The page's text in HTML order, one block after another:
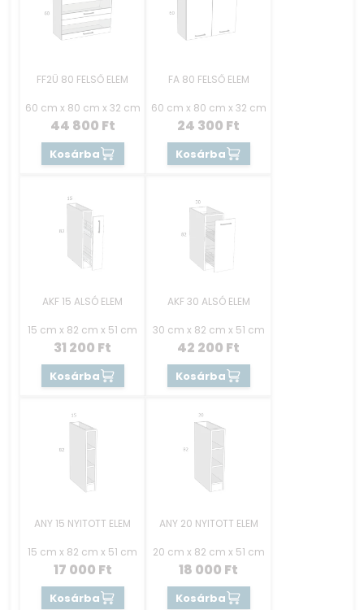
FF2Ü 80 FELSŐ ELEM
60 cm x 80 cm x 32 cm
44 800 Ft
Kosárba
FA 80 FELSŐ ELEM
60 cm x 80 cm x 32 cm
24 300 Ft
Kosárba
AKF 15 ALSÓ ELEM
15 cm x 82 cm x 51 cm
31 200 Ft
Kosárba
AKF 30 ALSÓ ELEM
30 cm x 82 cm x 51 cm
42 200 Ft
Kosárba
ANY 15 NYITOTT ELEM
15 cm x 82 cm x 51 cm
17 000 Ft
Kosárba
ANY 20 NYITOTT ELEM
20 cm x 82 cm x 51 cm
18 000 Ft
Kosárba